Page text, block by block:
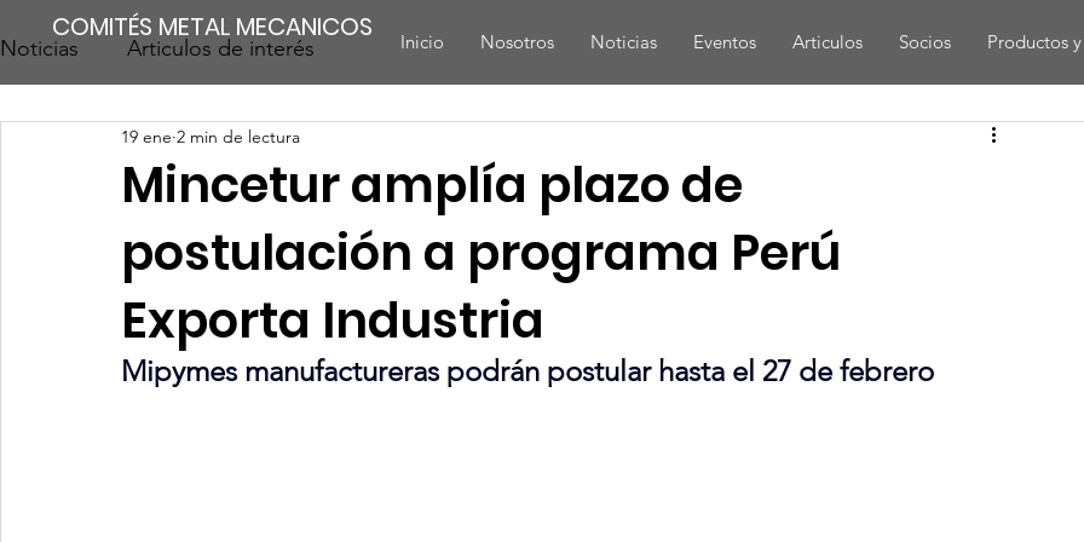
COMITÉS METAL MECANICOS Inicio Nosotros Noticias Eventos Articulos Socios Productos
Noticias Articulos de interés
Mincetur amplía plazo de
postulación a programa Perú
Exporta Industria
19 ene 2 min de lectura
Mipymes manufactureras podrán postular hasta el 27 de febrero